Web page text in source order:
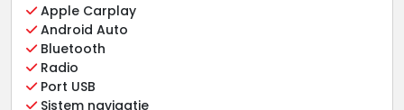
Apple Carplay
Android Auto
Bluetooth
Radio
Port USB
Sistem navigatie